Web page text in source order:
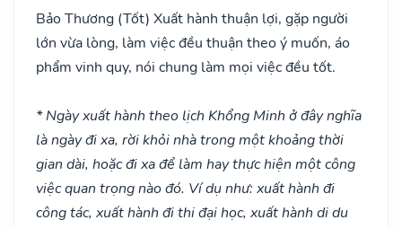
Bảo Thương (Tốt) Xuất hành thuận lợi, gặp người
lớn vừa lòng, làm việc đều thuận theo ý muốn, áo
phẩm vinh quy, nói chung làm mọi việc đều tốt.
* Ngày xuất hành theo lịch Khổng Minh ở đây nghĩa
là ngày đi xa, rời khỏi nhà trong một khoảng thời
gian dài, hoặc đi xa để làm hay thực hiện một công
việc quan trọng nào đó. Ví dụ như: xuất hành đi
công tác, xuất hành đi thi đại học, xuất hành di du